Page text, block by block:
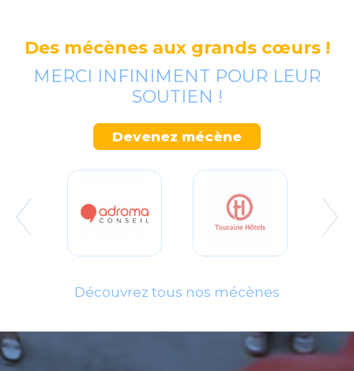
Des mécènes aux grands cœurs !
MERCI INFINIMENT POUR LEUR
SOUTIEN !
Devenez mécène
+
Conseil
En savoir +
Touraine
Hôtels
En savoir +
Découvrez tous nos mécènes